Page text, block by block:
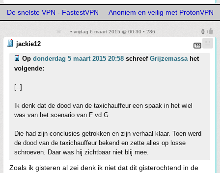
De snelste VPN - FastestVPN Anoniem en veilig met ProtonVPN
• vrijdag 6 maart 2015 @ 00:30 • 286
jackie12
Op donderdag 5 maart 2015 20:58 schreef Grijzemassa het
volgende:
[..]
Ik denk dat de dood van de taxichauffeur een spaak in het wiel
was van het scenario van F vd G
Die had zijn conclusies getrokken en zijn verhaal klaar. Toen werd
de dood van de taxichauffeur bekend en zette alles op losse
schroeven. Daar was hij zichtbaar niet blij mee.
Zoals ik gisteren al zei denk ik niet dat dit gisterochtend in de